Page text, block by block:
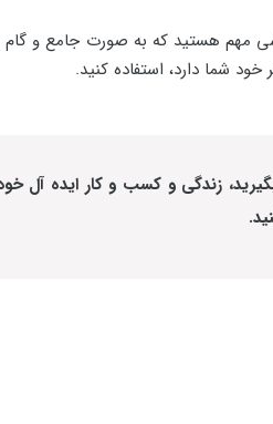
مهم هستید که به صورت جامع و
شما دارد، استفاده کنید.
زندگی و کسب و کار ایده آل